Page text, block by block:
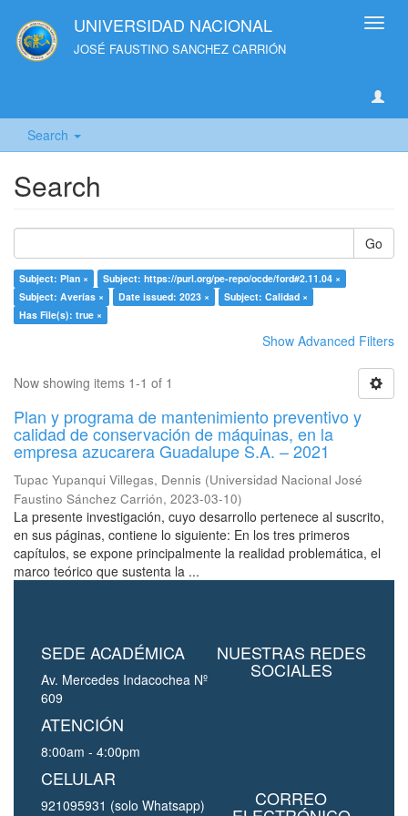
UNIVERSIDAD NACIONAL
JOSÉ FAUSTINO SANCHEZ CARRIÓN
Search
Search
Go
Subject: Plan ×
Subject: https://purl.org/pe-repo/ocde/ford#2.11.04 ×
Subject: Averías ×
Date issued: 2023 ×
Subject: Calidad ×
Has File(s): true ×
Show Advanced Filters
Now showing items 1-1 of 1
Plan y programa de mantenimiento preventivo y
calidad de conservación de máquinas, en la
empresa azucarera Guadalupe S.A. – 2021
Tupac Yupanqui Villegas, Dennis (Universidad Nacional José
Faustino Sánchez Carrión, 2023-03-10)
La presente investigación, cuyo desarrollo pertenece al suscrito,
en sus páginas, contiene lo siguiente: En los tres primeros
capítulos, se expone principalmente la realidad problemática, el
marco teórico que sustenta la ...
SEDE ACADÉMICA
Av. Mercedes Indacochea Nº
609
ATENCIÓN
8:00am - 4:00pm
CELULAR
921095931 (solo Whatsapp)
NUESTRAS REDES
SOCIALES
CORREO